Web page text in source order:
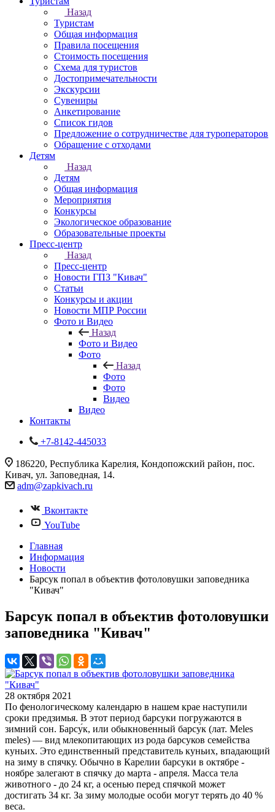
Назад
Туристам
Общая информация
Правила посещения
Стоимость посещения
Схема для туристов
Достопримечательности
Экскурсии
Сувениры
Анкетирование
Список гидов
Предложение о сотрудничестве для туроператоров
Обращение с отходами
Детям
Назад
Детям
Общая информация
Мероприятия
Конкурсы
Экологическое образование
Образовательные проекты
Пресс-центр
Назад
Пресс-центр
Новости ГПЗ "Кивач"
Статьи
Конкурсы и акции
Новости МПР России
Фото и Видео
Назад
Фото и Видео
Фото
Назад
Фото
Фото
Видео
Видео
Контакты
+7-8142-445033
186220, Республика Карелия, Кондопожский район, пос.
Кивач, ул. Заповедная, 14.
adm@zapkivach.ru
Вконтакте
YouTube
Главная
Информация
Новости
Барсук попал в объектив фотоловушки заповедника
"Кивач"
Барсук попал в объектив фотоловушки
заповедника "Кивач"
28 октября 2021
По фенологическому календарю в нашем крае наступили
сроки предзимья. В этот период барсуки погружаются в
зимний сон. Барсу́к, или обыкнове́нный барсу́к (лат. Meles
meles) — вид млекопитающих из рода барсуков семейства
куньих. Это единственный представитель куньих, впадающий
на зиму в спячку. Обычно в Карелии барсуки в октябре -
ноябре залегают в спячку до марта - апреля. Масса тела
животного - до 24 кг, а осенью перед спячкой может
достигать 34 кг. За зиму молодые особи могут терять до 40 %
веса.